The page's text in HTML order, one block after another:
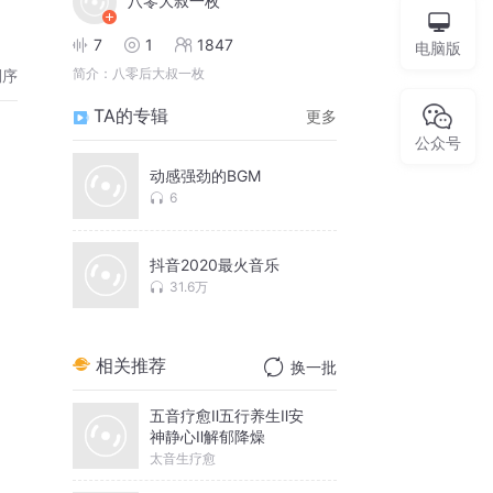
7 1 1847
简介： 八零后大叔一枚
TA的专辑 更多
动感强劲的BGM
6
抖音2020最火音乐
31.6万
相关推荐 换一批
五音疗愈Ⅱ五行养生Ⅱ安
神静心Ⅱ解郁降燥
太音生疗愈
电脑版
公众号